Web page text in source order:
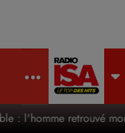
: l'homme retrouvé